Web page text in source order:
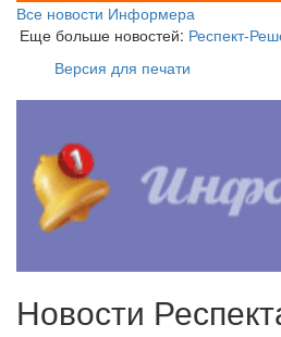
Все новости Информера
Еще больше новостей: Респект-
Версия для печати
Новости